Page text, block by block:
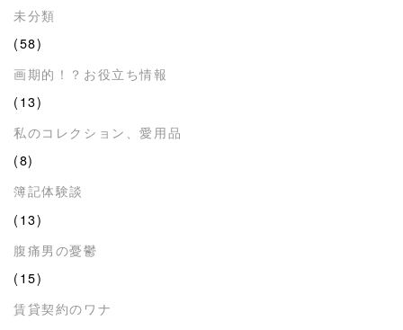
未分類
(58)
画期的！？お役立ち情報
(13)
私のコレクション、愛用品
(8)
簿記体験談
(13)
腹痛男の憂鬱
(15)
賃貸契約のワナ